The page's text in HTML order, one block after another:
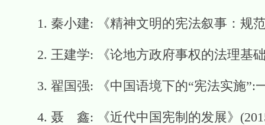
1. 秦小建: 《精神文明的宪法叙事：规范
2. 王建学: 《论地方政府事权的法理基础
3. 翟国强: 《中国语境下的“宪法实施”:
4. 聂 鑫: 《近代中国宪制的发展》